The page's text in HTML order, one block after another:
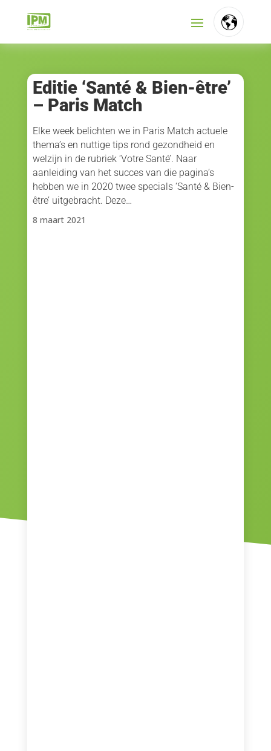
NL
Editie ‘Santé & Bien-être’
– Paris Match
Elke week belichten we in Paris Match actuele
thema’s en nuttige tips rond gezondheid en
welzijn in de rubriek ‘Votre Santé’. Naar
aanleiding van het succes van die pagina’s
hebben we in 2020 twee specials ‘Santé & Bien-
être’ uitgebracht. Deze…
8 maart 2021